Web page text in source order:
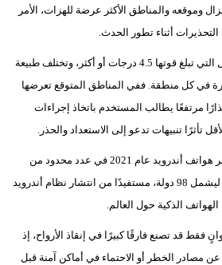
وموقعه والمناطق الأكثر عرضة للهزات، الأمر
أثناء تطور الحدث.
ويرسل النظام تنبيهات للزلازل التي تبلغ قوتها 4.5 درجات أو أكثر، وتختلف طبيعة
في كل منطقة. ففي المناطق المتوقع تعرضها
مرتفعًا يطالب المستخدم باتخاذ إجراءات
تأثرًا تنبيهات تدعو إلى الاستعداد والحذر.
وأُطلق نظام الإنذار المبكر عبر هواتف أندرويد عام 2021 في عدد محدود من
الدول، قبل أن يتوسع تدريجيًا ليشمل 98 دولة، مستفيدًا من انتشار نظام أندرويد
فقط قد تصنع فارقًا كبيرًا في إنقاذ الأرواح، إذ
مصادر الخطر أو الاحتماء في أماكن آمنة قبل